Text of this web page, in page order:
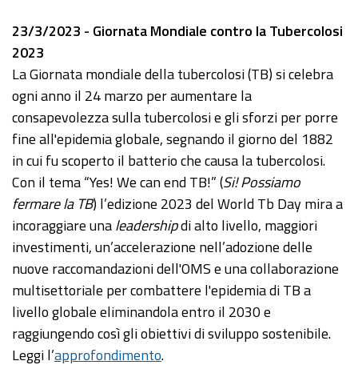
23/3/2023 - Giornata Mondiale contro la Tubercolosi
2023
La Giornata mondiale della tubercolosi (TB) si celebra
ogni anno il 24 marzo per aumentare la
consapevolezza sulla tubercolosi e gli sforzi per porre
fine all'epidemia globale, segnando il giorno del 1882
in cui fu scoperto il batterio che causa la tubercolosi.
Con il tema “Yes! We can end TB!” (Si! Possiamo
fermare la TB) l’edizione 2023 del World Tb Day mira a
incoraggiare unaleadershipdi alto livello, maggiori
investimenti, un’accelerazione nell’adozione delle
nuove raccomandazioni dell'OMS e una collaborazione
multisettoriale per combattere l'epidemia di TB a
livello globale eliminandola entro il 2030 e
raggiungendo così gli obiettivi di sviluppo sostenibile.
Leggi l’approfondimento.